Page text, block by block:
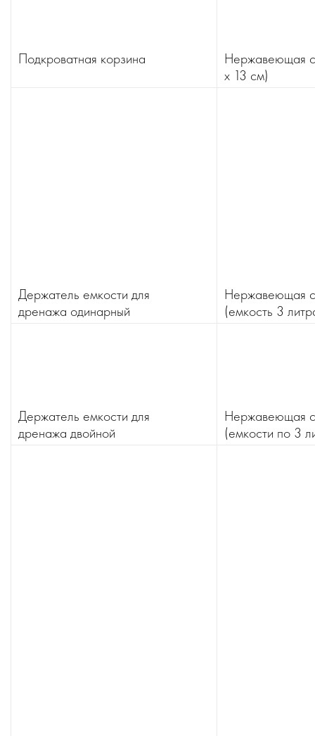
Подкроватная корзина
Нержавеющая
x 13 см)
Держатель емкости для
дренажа одинарный
Нержавеющая
(емкость 3
Держатель емкости для
дренажа двойной
Нержавеющая
(емкости по 3